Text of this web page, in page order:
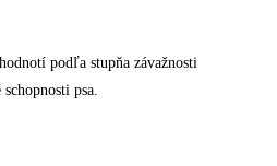
podľa stupňa závažnosti
psa.